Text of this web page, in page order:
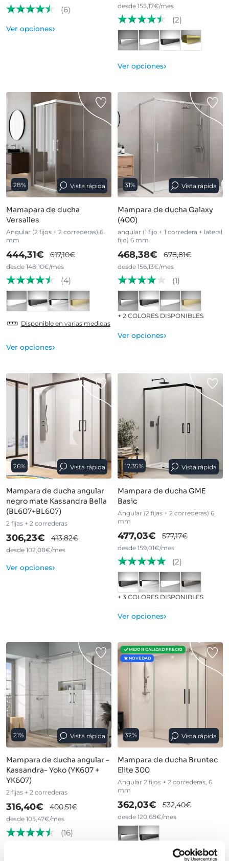
(6)
Ver opciones›
desde 155,17€/mes
(2)
Ver opciones›
28% Vista rápida
Mamapara de ducha
Versalles
Angular (2 fijos + 2 correderas) 6
mm
444,31€ 617,10€
desde 148,10€/mes
(4)
Disponible en varias medidas
Ver opciones›
31% Vista rápida
Mampara de ducha Galaxy
(400)
angular (1 fijo + 1 corredera + lateral
fijo) 6 mm
468,38€ 678,81€
desde 156,13€/mes
(1)
+ 2 COLORES DISPONIBLES
Ver opciones›
26% Vista rápida
Mampara de ducha angular
negro mate Kassandra Bella
(BL607+BL607)
2 fijas + 2 correderas
306,23€ 413,82€
desde 102,08€/mes
Ver opciones›
17.35% Vista rápida
Mampara de ducha GME
Basic
Angular (2 fijas + 2 correderas) 6
mm
477,03€ 577,17€
desde 159,01€/mes
(2)
+ 3 COLORES DISPONIBLES
Ver opciones›
21% Vista rápida
Mampara de ducha angular -
Kassandra- Yoko (YK607 +
YK607)
2 fijas + 2 correderas
316,40€ 400,51€
desde 105,47€/mes
(16)
MEJOR CALIDAD PRECIO
NOVEDAD
32% Vista rápida
Mampara de ducha Bruntec
Elite 300
Angular 2 fijos + 2 correderas, 6
mm
362,03€ 532,40€
desde 120,68€/mes